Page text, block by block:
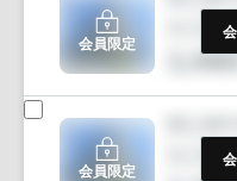
会員限定
会員限定